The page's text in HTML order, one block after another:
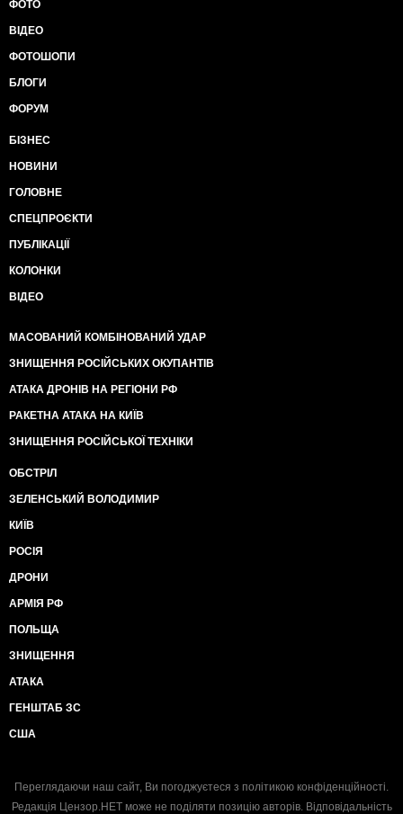
ФОТО
ВІДЕО
ФОТОШОПИ
БЛОГИ
ФОРУМ
БІЗНЕС
НОВИНИ
ГОЛОВНЕ
СПЕЦПРОЄКТИ
ПУБЛІКАЦІЇ
КОЛОНКИ
ВІДЕО
МАСОВАНИЙ КОМБІНОВАНИЙ УДАР
ЗНИЩЕННЯ РОСІЙСЬКИХ ОКУПАНТІВ
АТАКА ДРОНІВ НА РЕГІОНИ РФ
РАКЕТНА АТАКА НА КИЇВ
ЗНИЩЕННЯ РОСІЙСЬКОЇ ТЕХНІКИ
ОБСТРІЛ
ЗЕЛЕНСЬКИЙ ВОЛОДИМИР
КИЇВ
РОСІЯ
ДРОНИ
АРМІЯ РФ
ПОЛЬЩА
ЗНИЩЕННЯ
АТАКА
ГЕНШТАБ ЗС
США
Переглядаючи наш сайт, Ви погоджуєтеся з політикою конфіденційності.
Редакція Цензор.НЕТ може не поділяти позицію авторів. Відповідальність